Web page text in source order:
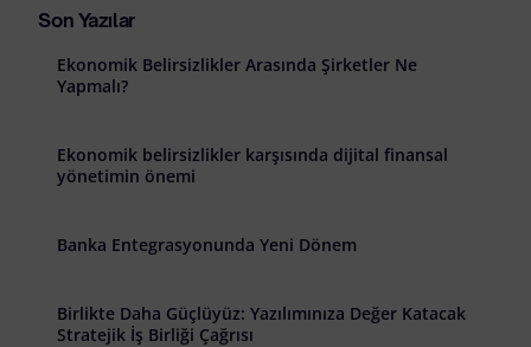
Son Yazılar
Ekonomik Belirsizlikler Arasında Şirketler Ne
Yapmalı?
Ekonomik belirsizlikler karşısında dijital finansal
yönetimin önemi
Banka Entegrasyonunda Yeni Dönem
Birlikte Daha Güçlüyüz: Yazılımınıza Değer Katacak
Stratejik İş Birliği Çağrısı